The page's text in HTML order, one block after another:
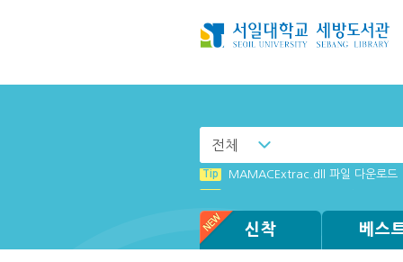
전체
Tip [전자책 이용제한 : 졸업생] 도서관
신착 베스